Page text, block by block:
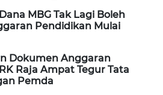
MBG Tak Lagi Boleh
Pendidikan Mulai
Dokumen Anggaran
Raja Ampat Tegur Tata
Pemda